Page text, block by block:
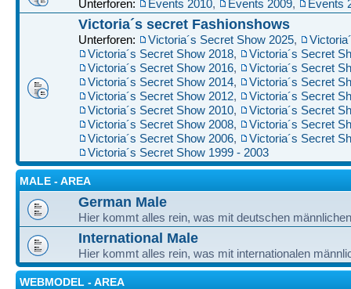
Unterforen: Events 2010, Events 2009, Events
Victoria´s secret Fashionshows
Unterforen: Victoria´s Secret Show 2025,
Victoria´s Secret Show 2018,
Victoria´s Secret
Victoria´s Secret Show 2016,
Victoria´s Secret
Victoria´s Secret Show 2014,
Victoria´s Secret
Victoria´s Secret Show 2012,
Victoria´s Secret
Victoria´s Secret Show 2010,
Victoria´s Secret
Victoria´s Secret Show 2008,
Victoria´s Secret
Victoria´s Secret Show 2006,
Victoria´s Secret
Victoria´s Secret Show 1999 - 2003
MALE - AREA
German Male
Hier kommt alles rein, was mit deutschen
International Male
Hier kommt alles rein, was mit internationalen
WEBMODEL - AREA